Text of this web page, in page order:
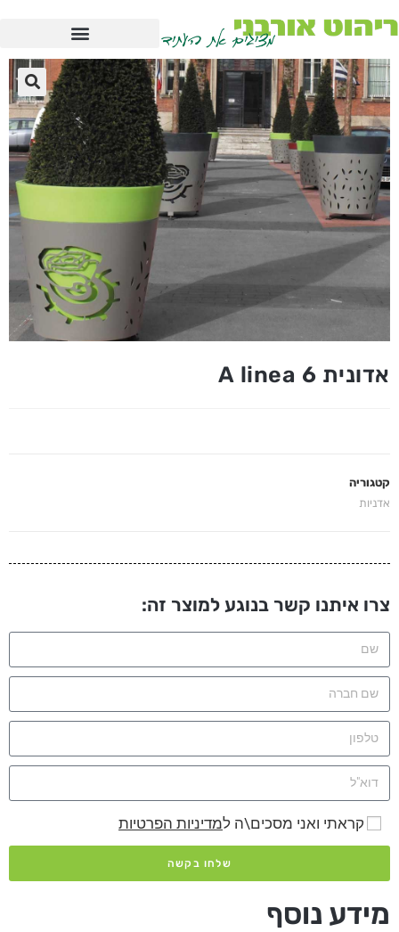
אדונית A linea 6
קטגוריה
אדניות
צרו איתנו קשר בנוגע למוצר זה:
קראתי ואני מסכים\ה למדיניות הפרטיות
שלחו בקשה
מידע נוסף